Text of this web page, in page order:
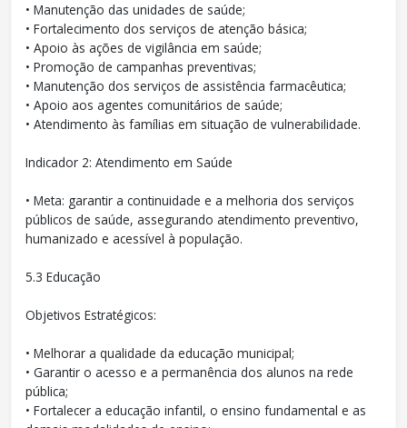
• Manutenção das unidades de saúde;
• Fortalecimento dos serviços de atenção básica;
• Apoio às ações de vigilância em saúde;
• Promoção de campanhas preventivas;
• Manutenção dos serviços de assistência farmacêutica;
• Apoio aos agentes comunitários de saúde;
• Atendimento às famílias em situação de vulnerabilidade.
Indicador 2: Atendimento em Saúde
• Meta: garantir a continuidade e a melhoria dos serviços
públicos de saúde, assegurando atendimento preventivo,
humanizado e acessível à população.
5.3 Educação
Objetivos Estratégicos:
• Melhorar a qualidade da educação municipal;
• Garantir o acesso e a permanência dos alunos na rede
pública;
• Fortalecer a educação infantil, o ensino fundamental e as